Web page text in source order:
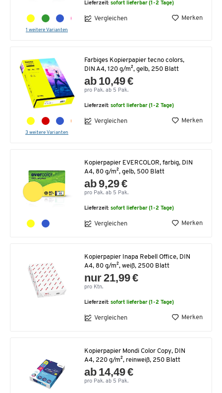
1 weitere Varianten
Lieferzeit:sofort lieferbar (1-2 Tage)
Vergleichen Merken
3 weitere Varianten
Farbiges Kopierpapier tecno colors,
DIN A4, 120 g/m², gelb, 250 Blatt
ab 10,49 €
pro Pak. ab 5 Pak.
Lieferzeit:sofort lieferbar (1-2 Tage)
Vergleichen Merken
Kopierpapier EVERCOLOR, farbig, DIN
A4, 80 g/m², gelb, 500 Blatt
ab 9,29 €
pro Pak. ab 5 Pak.
Lieferzeit:sofort lieferbar (1-2 Tage)
Vergleichen Merken
Kopierpapier Inapa Rebell Office, DIN
A4, 80 g/m², weiß, 2500 Blatt
nur 21,99 €
pro Ktn.
Lieferzeit:sofort lieferbar (1-2 Tage)
Vergleichen Merken
Kopierpapier Mondi Color Copy, DIN
A4, 220 g/m², reinweiß, 250 Blatt
ab 14,49 €
pro Pak. ab 5 Pak.